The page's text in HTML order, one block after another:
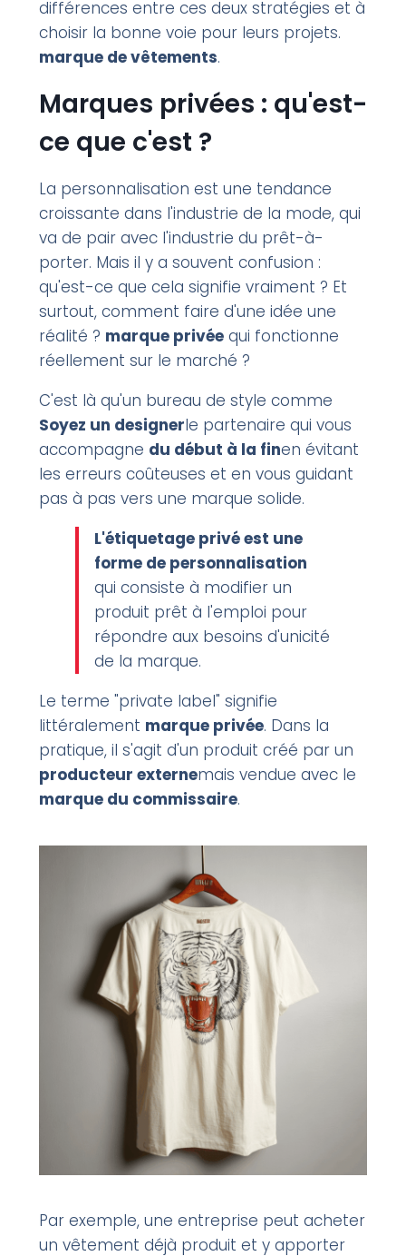
différences entre ces deux stratégies et à
choisir la bonne voie pour leurs projets.
marque de vêtements.
Marques privées : qu'est-
ce que c'est ?
La personnalisation est une tendance
croissante dans l'industrie de la mode, qui
va de pair avec l'industrie du prêt-à-
porter. Mais il y a souvent confusion :
qu'est-ce que cela signifie vraiment ? Et
surtout, comment faire d'une idée une
réalité ? marque privéequi fonctionne
réellement sur le marché ?
C'est là qu'un bureau de style comme
Soyez un designerle partenaire qui vous
accompagne du début à la finen évitant
les erreurs coûteuses et en vous guidant
pas à pas vers une marque solide.
L'étiquetage privé est une
forme de personnalisation
qui consiste à modifier un
produit prêt à l'emploi pour
répondre aux besoins d'unicité
de la marque.
Le terme "private label" signifie
littéralement marque privée. Dans la
pratique, il s'agit d'un produit créé par un
producteur externemais vendue avec le
marque du commissaire.
Par exemple, une entreprise peut acheter
un vêtement déjà produit et y apporter